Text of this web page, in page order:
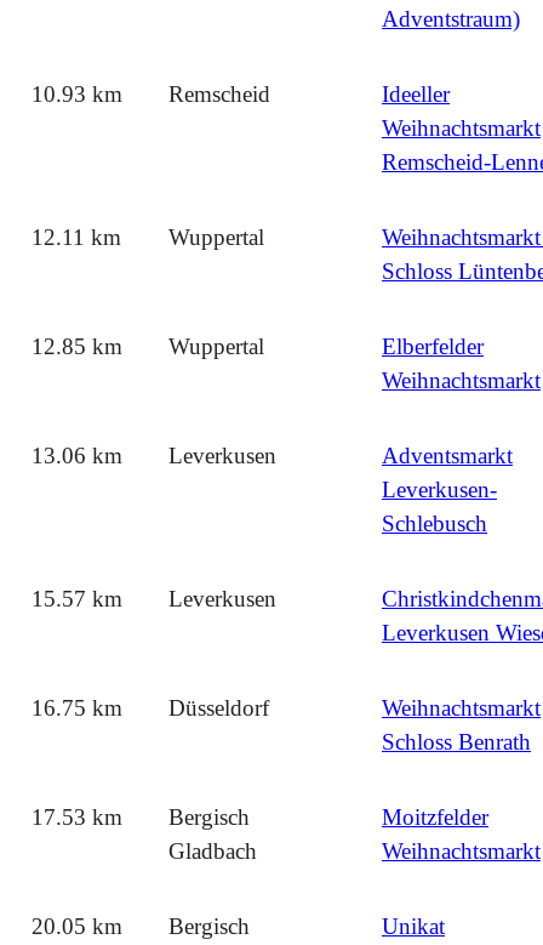
Adventstraum)
10.93 km Remscheid
Ideeller
Weihnachtsmarkt
Remscheid-
12.11 km Wuppertal
Schloss
12.85 km Wuppertal
Elberfelder
Weihnachtsmarkt
13.06 km Leverkusen
Adventsmarkt
Leverkusen-
Schlebusch
15.57 km Leverkusen
Leverkusen
16.75 km Düsseldorf
Weihnachtsmarkt
Schloss Benrath
17.53 km
Bergisch
Gladbach
Moitzfelder
Weihnachtsmarkt
20.05 km
Bergisch
Unikat